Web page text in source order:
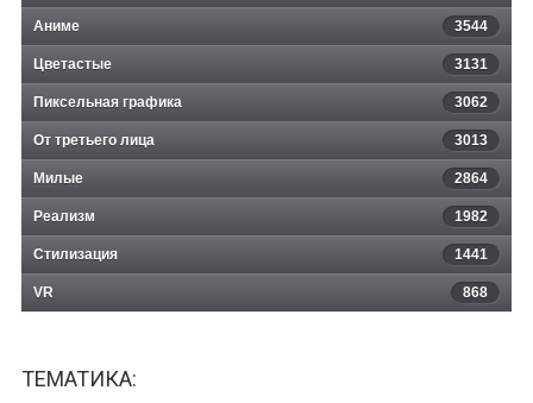
Аниме 3544
Цветастые 3131
Пиксельная графика 3062
От третьего лица 3013
Милые 2864
Реализм 1982
Стилизация 1441
VR 868
ТЕМАТИКА: